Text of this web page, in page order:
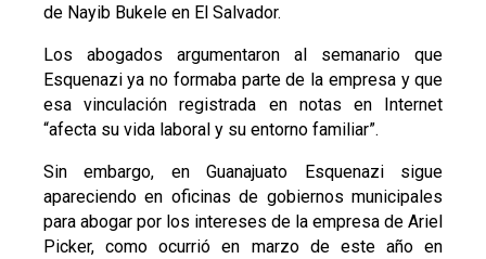
de Nayib Bukele en El Salvador.
Los abogados argumentaron al semanario que
Esquenazi ya no formaba parte de la empresa y que
esa vinculación registrada en notas en Internet
“afecta su vida laboral y su entorno familiar”.
Sin embargo, en Guanajuato Esquenazi sigue
apareciendo en oficinas de gobiernos municipales
para abogar por los intereses de la empresa de Ariel
Picker, como ocurrió en marzo de este año en